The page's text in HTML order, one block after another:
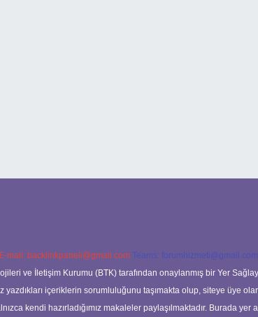
E-mail: backlinkpaneli@gmail.com Teams: forumhizmeti@gmail.com
ve İletişim Kurumu (BTK) tarafından onaylanmış bir Yer
içeriklerin sorumluluğunu taşımakta olup, siteye üye
kendi hazırladığımız makaleler paylaşılmaktadır. Burada